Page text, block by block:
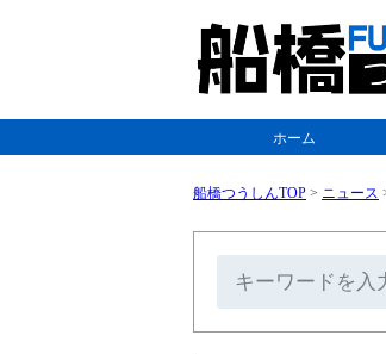
ホーム
船橋つうしんTOP > ニュース